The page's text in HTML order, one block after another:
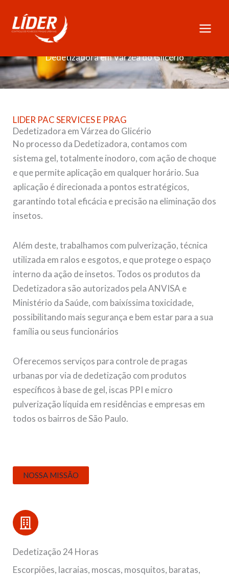
content
Dedetizadora em Várzea do Glicério
LIDER PAC SERVICES E PRAG
Dedetizadora em Várzea do Glicério
No processo da Dedetizadora, contamos com
sistema gel, totalmente inodoro, com ação de choque
e que permite aplicação em qualquer horário. Sua
aplicação é direcionada a pontos estratégicos,
garantindo total eficácia e precisão na eliminação dos
insetos.
Além deste, trabalhamos com pulverização, técnica
utilizada em ralos e esgotos, e que protege o espaço
interno da ação de insetos. Todos os produtos da
Dedetizadora são autorizados pela ANVISA e
Ministério da Saúde, com baixíssima toxicidade,
possibilitando mais segurança e bem estar para a sua
família ou seus funcionários
Oferecemos serviços para controle de pragas
urbanas por via de dedetização com produtos
específicos à base de gel, iscas PPI e micro
pulverização líquida em residências e empresas em
todos os bairros de São Paulo.
NOSSA MISSÃO
Dedetização 24 Horas
Escorpiões, lacraias, moscas, mosquitos, baratas,